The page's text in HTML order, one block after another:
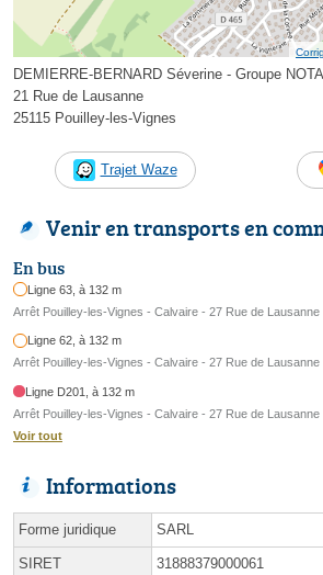
DEMIERRE-BERNARD Séverine - Groupe
21 Rue de Lausanne
25115 Pouilley-les-Vignes
Trajet Waze
Venir en transports en
En bus
Ligne 63, à 132 m
Arrêt Pouilley-les-Vignes - Calvaire - 27 Rue de Lausanne
Ligne 62, à 132 m
Arrêt Pouilley-les-Vignes - Calvaire - 27 Rue de Lausanne
Ligne D201, à 132 m
Arrêt Pouilley-les-Vignes - Calvaire - 27 Rue de Lausanne
Voir tout
Informations
Forme juridique SARL
SIRET 31888379000061